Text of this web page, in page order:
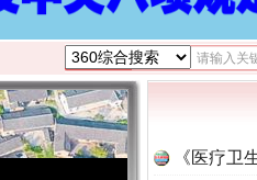
《医疗卫